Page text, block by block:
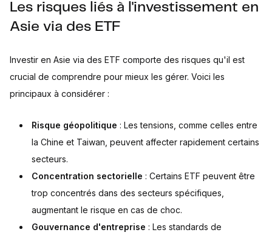
Les risques liés à l'investissement en
Asie via des ETF
Investir en Asie via des ETF comporte des risques qu'il est
crucial de comprendre pour mieux les gérer. Voici les
principaux à considérer :
Risque géopolitique : Les tensions, comme celles entre
la Chine et Taiwan, peuvent affecter rapidement certains
secteurs.
Concentration sectorielle : Certains ETF peuvent être
trop concentrés dans des secteurs spécifiques,
augmentant le risque en cas de choc.
Gouvernance d'entreprise : Les standards de